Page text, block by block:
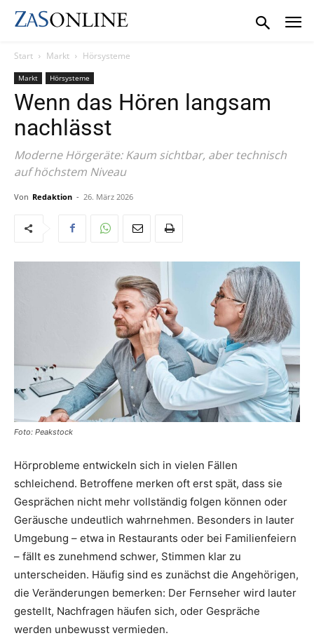
Start Markt Hörsysteme
Markt Hörsysteme
Wenn das Hören langsam
nachlässt
Moderne Hörgeräte: Kaum sichtbar, aber technisch
auf höchstem Niveau
Von Redaktion - 26. März 2026
Foto: Peakstock
Hörprobleme entwickeln sich in vielen Fällen
schleichend. Betroffene merken oft erst spät, dass sie
Gesprächen nicht mehr vollständig folgen können oder
Geräusche undeutlich wahrnehmen. Besonders in lauter
Umgebung – etwa in Restaurants oder bei Familienfeiern
– fällt es zunehmend schwer, Stimmen klar zu
unterscheiden. Häufig sind es zunächst die Angehörigen,
die Veränderungen bemerken: Der Fernseher wird lauter
gestellt, Nachfragen häufen sich, oder Gespräche
werden unbewusst vermieden.